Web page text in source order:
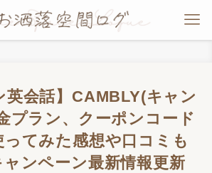
英会話】CAMBLY(キャン
プラン、クーポンコード
ってみた感想や口コミも
ンペーン最新情報更新